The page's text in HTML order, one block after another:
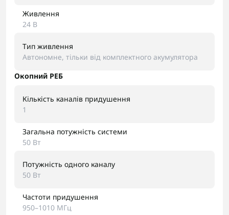
Живлення
24 В
Тип живлення
Автономне, тільки від комплектного акумулятора
Окопний РЕБ
Кількість каналів придушення
1
Загальна потужність системи
50 Вт
Потужність одного каналу
50 Вт
Частоти придушення
950–1010 МГц